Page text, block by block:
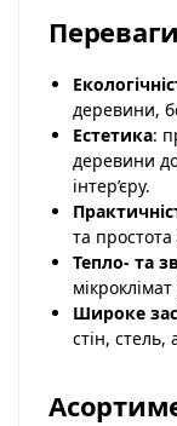
деревини,
Естетика:
деревини
інтер’єру.
та простота
Тепло- та
Широке
стін, стель,